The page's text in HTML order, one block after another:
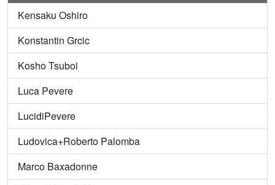
Kensaku Oshiro
Konstantin Grcic
Kosho Tsuboi
Luca Pevere
LucidiPevere
Ludovica+Roberto Palomba
Marco Baxadonne